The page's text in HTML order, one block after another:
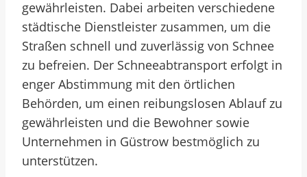
gewährleisten. Dabei arbeiten verschiedene
städtische Dienstleister zusammen, um die
Straßen schnell und zuverlässig von Schnee
zu befreien. Der Schneeabtransport erfolgt in
enger Abstimmung mit den örtlichen
Behörden, um einen reibungslosen Ablauf zu
gewährleisten und die Bewohner sowie
Unternehmen in Güstrow bestmöglich zu
unterstützen.